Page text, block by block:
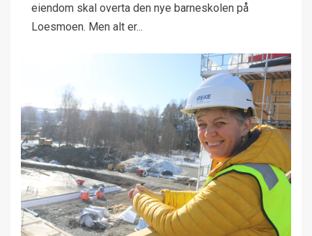
eiendom skal overta den nye barneskolen på
Loesmoen. Men alt er...